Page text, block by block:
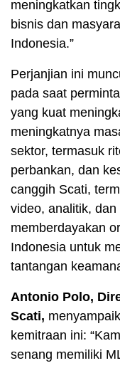
meningkatkan
bisnis dan
Indonesia.”
Perjanjian ini
pada saat
yang kuat
meningkatnya
sektor, termasuk
perbankan, dan
canggih Scati,
video, analitik,
memberdayakan
Indonesia untuk
tantangan
Antonio Polo,
Scati,
kemitraan ini:
senang memiliki